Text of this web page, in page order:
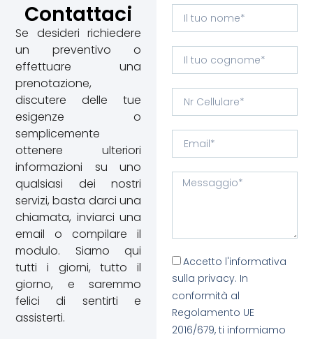
Contattaci
Se desideri richiedere
un preventivo o
effettuare una
prenotazione,
discutere delle tue
esigenze o
semplicemente
ottenere ulteriori
informazioni su uno
qualsiasi dei nostri
servizi, basta darci una
chiamata, inviarci una
email o compilare il
modulo. Siamo qui
tutti i giorni, tutto il
giorno, e saremmo
felici di sentirti e
assisterti.
Accetto l'informativa
sulla privacy. In
conformità al
Regolamento UE
2016/679, ti informiamo